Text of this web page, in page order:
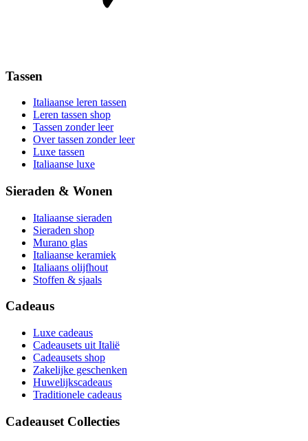
Tassen
Italiaanse leren tassen
Leren tassen shop
Tassen zonder leer
Over tassen zonder leer
Luxe tassen
Italiaanse luxe
Sieraden & Wonen
Italiaanse sieraden
Sieraden shop
Murano glas
Italiaanse keramiek
Italiaans olijfhout
Stoffen & sjaals
Cadeaus
Luxe cadeaus
Cadeausets uit Italië
Cadeausets shop
Zakelijke geschenken
Huwelijkscadeaus
Traditionele cadeaus
Cadeauset Collecties